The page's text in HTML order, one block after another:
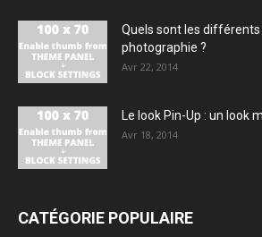
Quels sont les différents
photographie ?
Avr 22, 2014
Le look Pin-Up : un look
Avr 18, 2014
CATÉGORIE POPULAIRE